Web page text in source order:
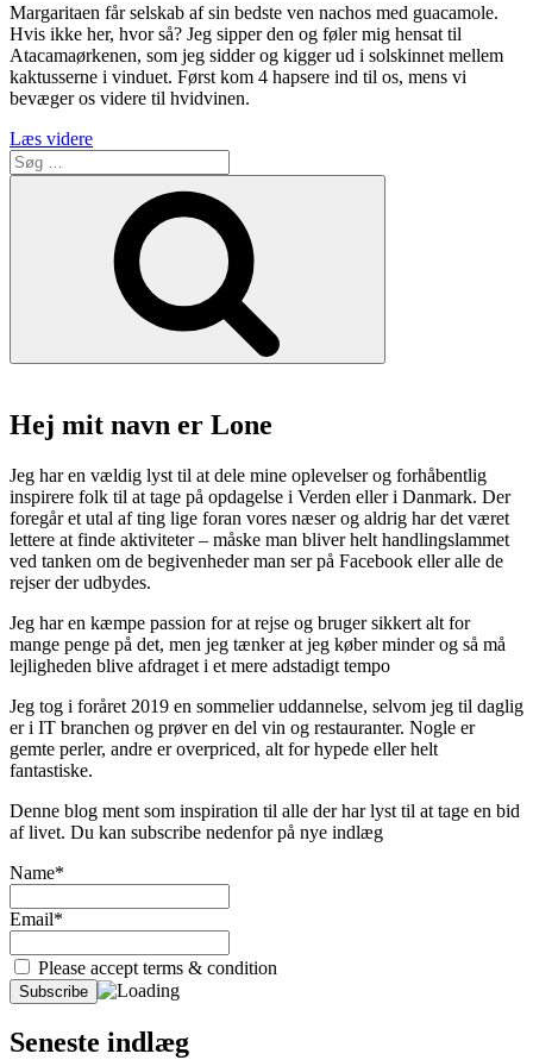
Margaritaen får selskab af sin bedste ven nachos med guacamole.
Hvis ikke her, hvor så? Jeg sipper den og føler mig hensat til
Atacamaørkenen, som jeg sidder og kigger ud i solskinnet mellem
kaktusserne i vinduet. Først kom 4 hapsere ind til os, mens vi
bevæger os videre til hvidvinen.
Læs videre“Restaurant
er
sydamerikansk
nordjyske”
Søg
efter:
Hej mit navn er Lone
Jeg har en vældig lyst til at dele mine oplevelser og forhåbentlig
inspirere folk til at tage på opdagelse i Verden eller i Danmark. Der
foregår et utal af ting lige foran vores næser og aldrig har det været
lettere at finde aktiviteter – måske man bliver helt handlingslammet
ved tanken om de begivenheder man ser på Facebook eller alle de
rejser der udbydes.
Jeg har en kæmpe passion for at rejse og bruger sikkert alt for
mange penge på det, men jeg tænker at jeg køber minder og så må
lejligheden blive afdraget i et mere adstadigt tempo
Jeg tog i foråret 2019 en sommelier uddannelse, selvom jeg til daglig
er i IT branchen og prøver en del vin og restauranter. Nogle er
gemte perler, andre er overpriced, alt for hypede eller helt
fantastiske.
Denne blog ment som inspiration til alle der har lyst til at tage en bid
af livet. Du kan subscribe nedenfor på nye indlæg
Name*
Email*
Please accept terms & condition
Seneste indlæg